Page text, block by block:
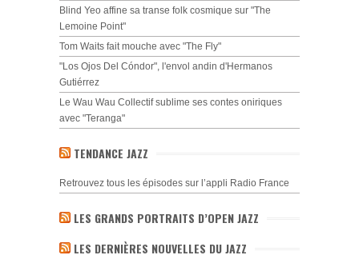
Blind Yeo affine sa transe folk cosmique sur "The
Lemoine Point"
Tom Waits fait mouche avec "The Fly"
"Los Ojos Del Cóndor", l'envol andin d'Hermanos
Gutiérrez
Le Wau Wau Collectif sublime ses contes oniriques
avec "Teranga"
TENDANCE JAZZ
Retrouvez tous les épisodes sur l’appli Radio France
LES GRANDS PORTRAITS D’OPEN JAZZ
LES DERNIÈRES NOUVELLES DU JAZZ